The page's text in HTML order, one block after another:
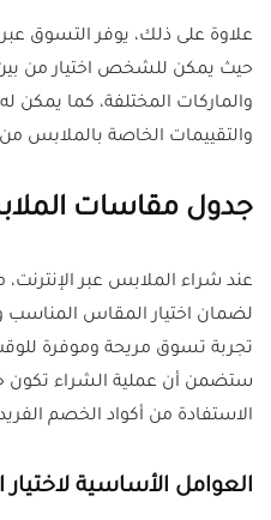
علاوة على ذلك، يوفر التسوق عبر
حيث يمكن للشخص اختيار من
والماركات المختلفة، كما يمكن
والتقييمات الخاصة بالملابس
جدول مقاسات
عند شراء الملابس عبر
لضمان اختيار المقاس المناسب
تجربة تسوق مريحة وموفرة للوقت.
ستضمن أن عملية الشراء تكون
الاستفادة من أكواد الخصم
العوامل الأساسية لاختيار